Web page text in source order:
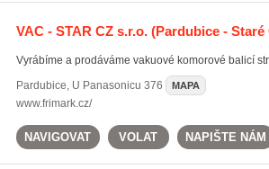
VAC - STAR CZ s.r.o.(Pardubice - Staré
Vyrábíme a prodáváme vakuové komorové balicí
Pardubice, U Panasonicu 376 MAPA
www.frimark.cz/
NAVIGOVAT VOLAT NAPIŠTE NÁM